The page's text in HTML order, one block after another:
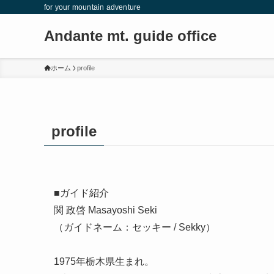
for your mountain adventure
Andante mt. guide office
ホーム profile
profile
■ガイド紹介
関 政啓 Masayoshi Seki
（ガイドネーム：セッキー / Sekky）
1975年栃木県生まれ。